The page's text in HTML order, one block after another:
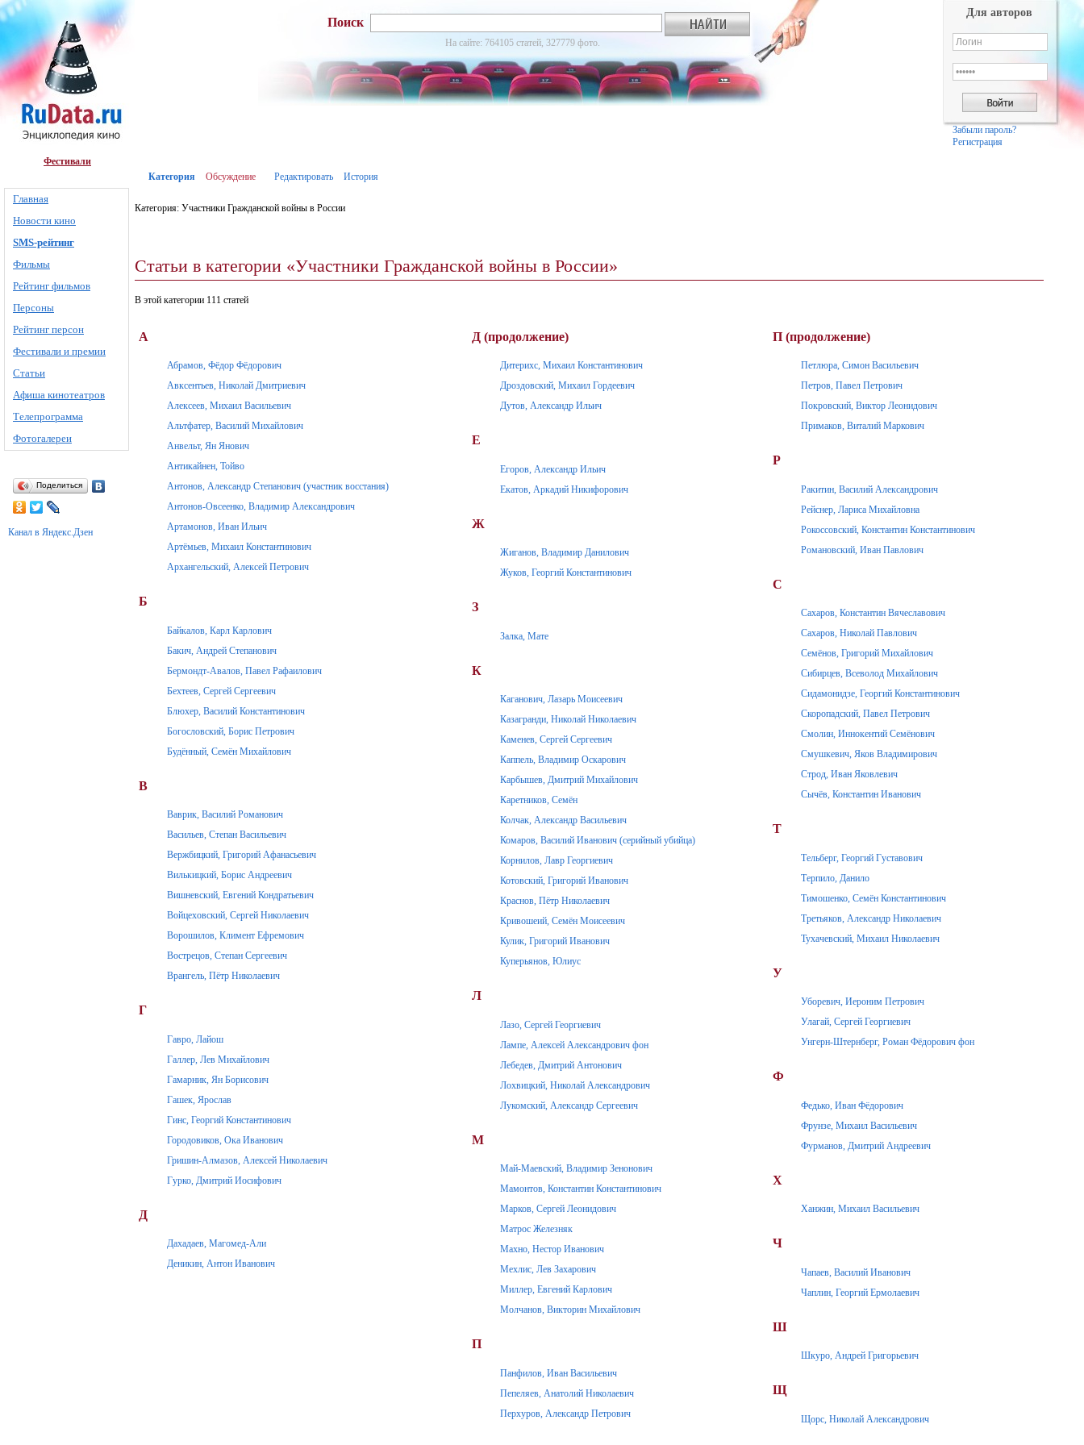
Фестивали
Главная
Новости кино
SMS-рейтинг
Фильмы
Рейтинг фильмов
Персоны
Рейтинг персон
Фестивали и премии
Статьи
Афиша кинотеатров
Телепрограмма
Фотогалереи
Поделиться
Канал в Яндекс.Дзен
Поиск
На сайте: 764105 статей, 327779 фото.
Для авторов
Забыли пароль?
Регистрация
Категория Обсуждение Редактировать История
Категория: Участники Гражданской войны в России
Статьи в категории «Участники Гражданской войны в России»
В этой категории 111 статей
А
Абрамов, Фёдор Фёдорович
Авксентьев, Николай Дмитриевич
Алексеев, Михаил Васильевич
Альтфатер, Василий Михайлович
Анвельт, Ян Янович
Антикайнен, Тойво
Антонов, Александр Степанович (участник восстания)
Антонов-Овсеенко, Владимир Александрович
Артамонов, Иван Ильич
Артёмьев, Михаил Константинович
Архангельский, Алексей Петрович
Б
Байкалов, Карл Карлович
Бакич, Андрей Степанович
Бермондт-Авалов, Павел Рафаилович
Бехтеев, Сергей Сергеевич
Блюхер, Василий Константинович
Богословский, Борис Петрович
Будённый, Семён Михайлович
В
Ваврик, Василий Романович
Васильев, Степан Васильевич
Вержбицкий, Григорий Афанасьевич
Вилькицкий, Борис Андреевич
Вишневский, Евгений Кондратьевич
Войцеховский, Сергей Николаевич
Ворошилов, Климент Ефремович
Вострецов, Степан Сергеевич
Врангель, Пётр Николаевич
Г
Гавро, Лайош
Галлер, Лев Михайлович
Гамарник, Ян Борисович
Гашек, Ярослав
Гинс, Георгий Константинович
Городовиков, Ока Иванович
Гришин-Алмазов, Алексей Николаевич
Гурко, Дмитрий Иосифович
Д
Дахадаев, Магомед-Али
Деникин, Антон Иванович
Д (продолжение)
Дитерихс, Михаил Константинович
Дроздовский, Михаил Гордеевич
Дутов, Александр Ильич
Е
Егоров, Александр Ильич
Екатов, Аркадий Никифорович
Ж
Жиганов, Владимир Данилович
Жуков, Георгий Константинович
З
Залка, Мате
К
Каганович, Лазарь Моисеевич
Казагранди, Николай Николаевич
Каменев, Сергей Сергеевич
Каппель, Владимир Оскарович
Карбышев, Дмитрий Михайлович
Каретников, Семён
Колчак, Александр Васильевич
Комаров, Василий Иванович (серийный убийца)
Корнилов, Лавр Георгиевич
Котовский, Григорий Иванович
Краснов, Пётр Николаевич
Кривошеий, Семён Моисеевич
Кулик, Григорий Иванович
Куперьянов, Юлиус
Л
Лазо, Сергей Георгиевич
Лампе, Алексей Александрович фон
Лебедев, Дмитрий Антонович
Лохвицкий, Николай Александрович
Лукомский, Александр Сергеевич
М
Май-Маевский, Владимир Зенонович
Мамонтов, Константин Константинович
Марков, Сергей Леонидович
Матрос Железняк
Махно, Нестор Иванович
Мехлис, Лев Захарович
Миллер, Евгений Карлович
Молчанов, Викторин Михайлович
П
Панфилов, Иван Васильевич
Пепеляев, Анатолий Николаевич
Перхуров, Александр Петрович
П (продолжение)
Петлюра, Симон Васильевич
Петров, Павел Петрович
Покровский, Виктор Леонидович
Примаков, Виталий Маркович
Р
Ракитин, Василий Александрович
Рейснер, Лариса Михайловна
Рокоссовский, Константин Константинович
Романовский, Иван Павлович
С
Сахаров, Константин Вячеславович
Сахаров, Николай Павлович
Семёнов, Григорий Михайлович
Сибирцев, Всеволод Михайлович
Сидамонидзе, Георгий Константинович
Скоропадский, Павел Петрович
Смолин, Иннокентий Семёнович
Смушкевич, Яков Владимирович
Строд, Иван Яковлевич
Сычёв, Константин Иванович
Т
Тельберг, Георгий Густавович
Терпило, Данило
Тимошенко, Семён Константинович
Третьяков, Александр Николаевич
Тухачевский, Михаил Николаевич
У
Уборевич, Иероним Петрович
Улагай, Сергей Георгиевич
Унгерн-Штернберг, Роман Фёдорович фон
Ф
Федько, Иван Фёдорович
Фрунзе, Михаил Васильевич
Фурманов, Дмитрий Андреевич
Х
Ханжин, Михаил Васильевич
Ч
Чапаев, Василий Иванович
Чаплин, Георгий Ермолаевич
Ш
Шкуро, Андрей Григорьевич
Щ
Щорс, Николай Александрович